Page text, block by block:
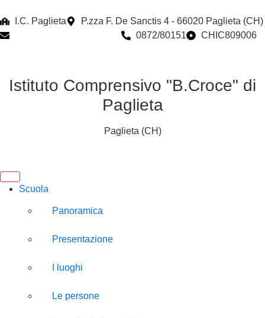
I.C. Paglieta
P.zza F. De Sanctis 4 - 66020 Paglieta (CH)
0872/80151 CHIC809006
Istituto Comprensivo "B.Croce" di
Paglieta
Paglieta (CH)
Scuola
Panoramica
Presentazione
I luoghi
Le persone